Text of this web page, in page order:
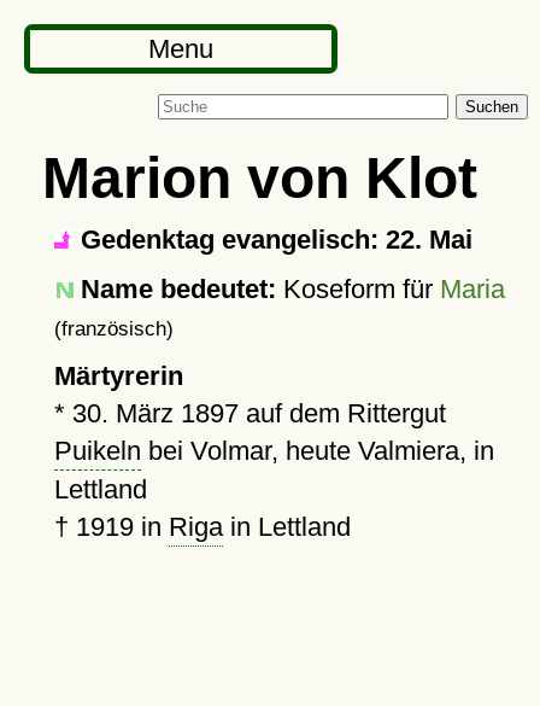
Menu
Suchen
Marion von Klot
Gedenktag evangelisch: 22. Mai
Name bedeutet: Koseform für Maria
(französisch)
Märtyrerin
* 30. März 1897auf dem Rittergut
Puikeln bei Volmar, heute Valmiera, in
Lettland
† 1919in Rigain Lettland